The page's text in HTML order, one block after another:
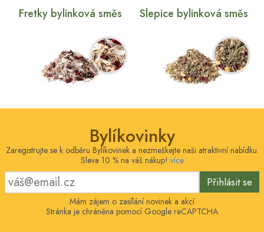
Fretky bylinková směs Slepice bylinková směs
Bylíkovinky
Zaregistrujte se k odběru Bylíkovinek a nezmeškejte naši atraktivní nabídku.
Sleva 10 % na váš nákup! více
Přihlásit se
Mám zájem o zasílání novinek a akcí
Stránka je chráněna pomocí Google reCAPTCHA